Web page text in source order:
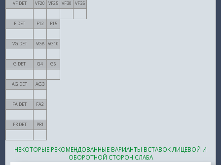
VF DET
VF20 VF25 VF30 VF35
F DET F12 F15
VG DET VG8 VG10
G DET G4 G6
AG DET AG3
FA DET FA2
PR DET PR1
НЕКОТОРЫЕ РЕКОМЕНДОВАННЫЕ ВАРИАНТЫ ВСТАВОК ЛИЦЕВОЙ И
ОБОРОТНОЙ СТОРОН СЛАБА